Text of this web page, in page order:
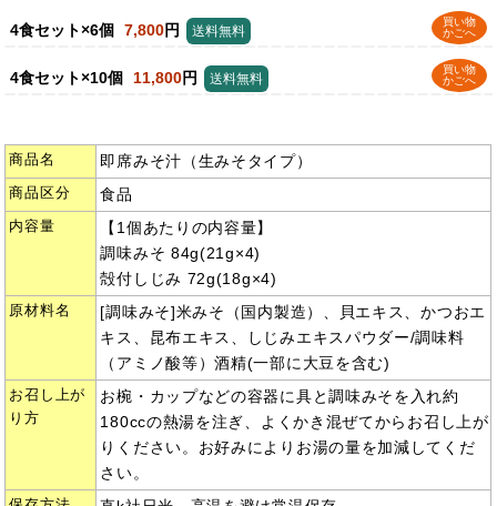
4食セット×6個 7,800円
買い物
かごへ
送料無料
4食セット×10個 11,800円
買い物
かごへ
送料無料
商品名 即席みそ汁（生みそタイプ）
商品区分 食品
内容量
【1個あたりの内容量】
調味みそ 84g(21g×4)
殻付しじみ 72g(18g×4)
原材料名
[調味みそ]米みそ（国内製造）、貝エキス、かつおエ
キス、昆布エキス、しじみエキスパウダー/調味料
（アミノ酸等）酒精(一部に大豆を含む)
お召し上が
り方
お椀・カップなどの容器に具と調味みそを入れ約
180ccの熱湯を注ぎ、よくかき混ぜてからお召し上が
りください。お好みによりお湯の量を加減してくだ
さい。